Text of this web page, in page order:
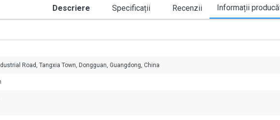
Descriere Specificații Recenzii Informații
Road, Tangxia Town, Dongguan, Guangdong, China